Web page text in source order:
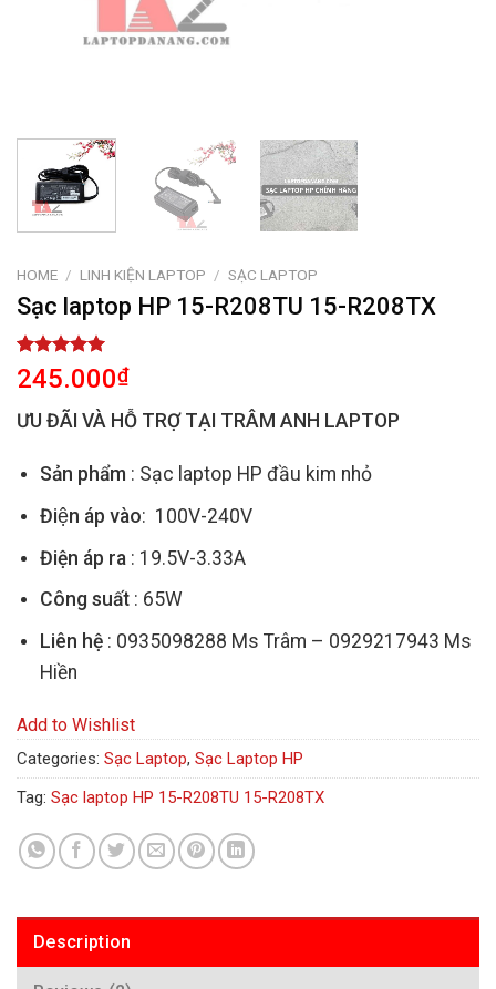
HOME / LINH KIỆN LAPTOP / SẠC LAPTOP
Sạc laptop HP 15-R208TU 15-R208TX
Rated 5.00
out of 5
based on
2
customer
245.000₫
ƯU ĐÃI VÀ HỖ TRỢ TẠI TRÂM ANH LAPTOP
Sản phẩm : Sạc laptop HP đầu kim nhỏ
Điện áp vào: 100V-240V
Điện áp ra: 19.5V-3.33A
Công suất: 65W
Liên hệ: 0935098288 Ms Trâm – 0929217943 Ms
Hiền
Add to Wishlist
Categories: Sạc Laptop, Sạc Laptop HP
Tag: Sạc laptop HP 15-R208TU 15-R208TX
Description